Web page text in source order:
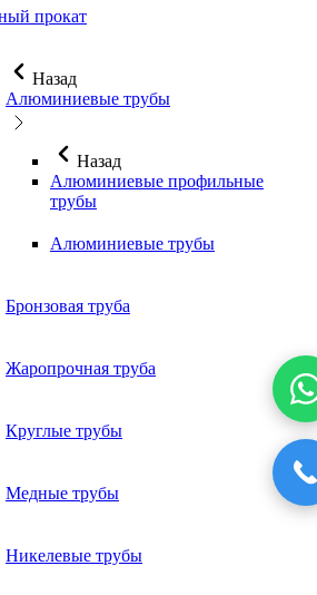
прокат
Назад
Алюминиевые трубы
Назад
Алюминиевые профильные
трубы
Алюминиевые трубы
Бронзовая труба
Жаропрочная труба
Круглые трубы
Медные трубы
Никелевые трубы